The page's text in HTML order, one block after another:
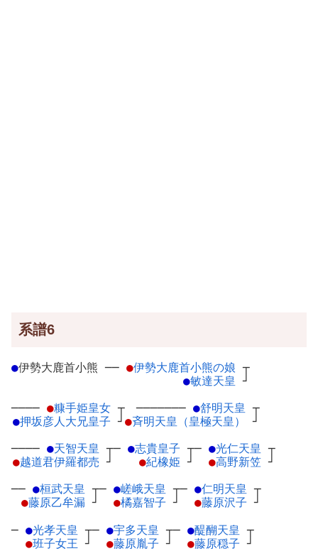
系譜6
●伊勢大鹿首小熊 ── ●伊勢大鹿首小熊の娘 ┬
●敏達天皇 ┘
──── ●糠手姫皇女 ┬
●押坂彦人大兄皇子 ┘
─────── ●舒明天皇 ┬
●斉明天皇（皇極天皇） ┘
──── ●天智天皇 ┬
●越道君伊羅都売 ┘
─ ●志貴皇子 ┬
●紀橡姫 ┘
─ ●光仁天皇 ┬
●高野新笠 ┘
── ●桓武天皇 ┬
●藤原乙牟漏 ┘
─ ●嵯峨天皇 ┬
●橘嘉智子 ┘
─ ●仁明天皇 ┬
●藤原沢子 ┘
─ ●光孝天皇 ┬
●班子女王 ┘
─ ●宇多天皇 ┬
●藤原胤子 ┘
─ ●醍醐天皇 ┬
●藤原穏子 ┘